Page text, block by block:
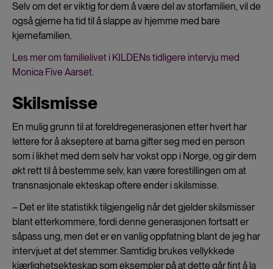
Selv om det er viktig for dem å være del av storfamilien, vil de
også gjerne ha tid til å slappe av hjemme med bare
kjernefamilien.
Les mer om familielivet i KILDENs tidligere intervju med
Monica Five Aarset.
Skilsmisse
En mulig grunn til at foreldregenerasjonen etter hvert har
lettere for å akseptere at barna gifter seg med en person
som i likhet med dem selv har vokst opp i Norge, og gir dem
økt rett til å bestemme selv, kan være forestillingen om at
transnasjonale ekteskap oftere ender i skilsmisse.
– Det er lite statistikk tilgjengelig når det gjelder skilsmisser
blant etterkommere, fordi denne generasjonen fortsatt er
såpass ung, men det er en vanlig oppfatning blant de jeg har
intervjuet at det stemmer. Samtidig brukes vellykkede
kjærlighetsekteskap som eksempler på at dette går fint å la